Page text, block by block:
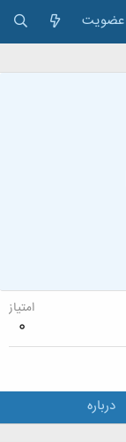
عضویت
امتیاز
0
درباره